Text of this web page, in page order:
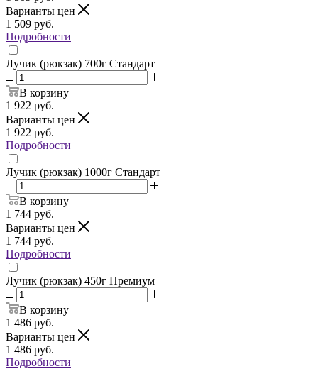
Варианты цен
1 509 руб.
Подробности
Лучик (рюкзак) 700г Стандарт
В корзину
1 922 руб.
Варианты цен
1 922 руб.
Подробности
Лучик (рюкзак) 1000г Стандарт
В корзину
1 744 руб.
Варианты цен
1 744 руб.
Подробности
Лучик (рюкзак) 450г Премиум
В корзину
1 486 руб.
Варианты цен
1 486 руб.
Подробности